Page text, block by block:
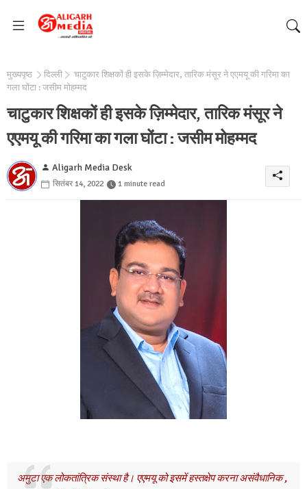
मुख्यपृष्ठ दिल्ली
चाटुकार शिक्षकों ही इसके ज़िम्मेदार, तारिक मंसूर ने एएमयू की गरिमा का
गला घोंटा : जसीम मोहम्मद
चाटुकार शिक्षकों ही इसके ज़िम्मेदार, तारिक मंसूर ने
एएमयू की गरिमा का गला घोंटा : जसीम मोहम्मद
Aligarh Media Desk
सितंबर 14, 2022 1 minute read
अमुटा एक लोकतांत्रिक संस्था है। एएमयू को इसमें हस्तक्षेप करना असंवैधानिक ,